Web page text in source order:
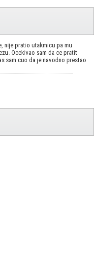
nije pratio utakmicu pa mu
Ocekivao sam da ce pratit
sam cuo da je navodno prestao